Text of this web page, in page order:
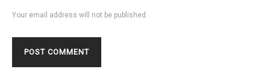
Your email address will not be published.